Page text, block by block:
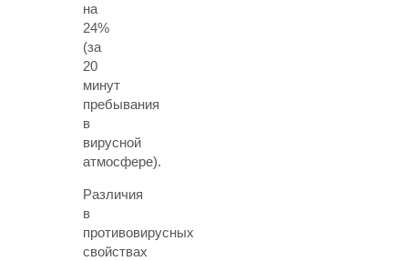
на
24%
(за
20
минут
пребывания
в
вирусной
атмосфере).
Различия
в
противовирусных
свойствах